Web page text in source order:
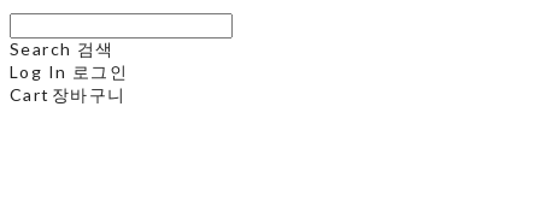
Search 검색
Log In 로그인
Cart 장바구니